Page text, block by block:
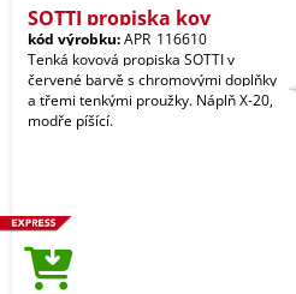
SOTTI propiska kov
kód výrobku:APR_116610
Tenká kovová propiska SOTTI v
červené barvě s chromovými doplňky
a třemi tenkými proužky. Náplň X-20,
modře píšící.